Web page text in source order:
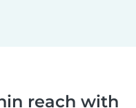
reach with